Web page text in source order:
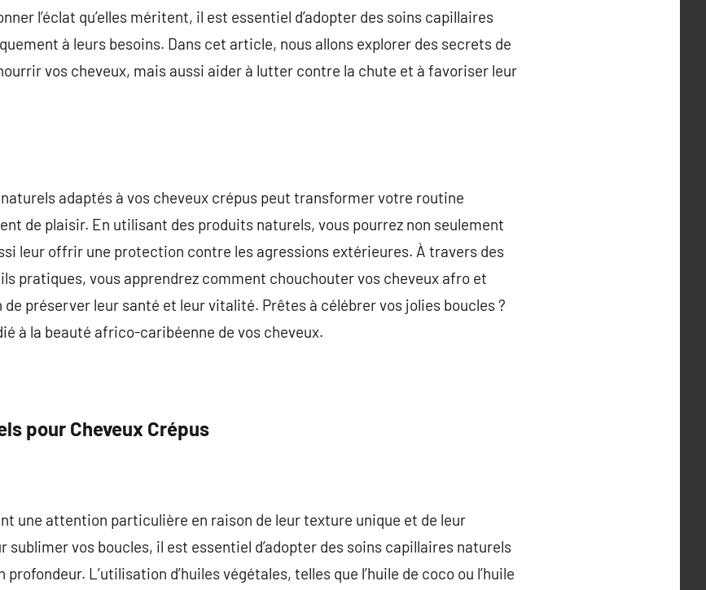
l’éclat qu’elles méritent, il est essentiel d’adopter des soins capillaires
à leurs besoins. Dans cet article, nous allons explorer des secrets de
vos cheveux, mais aussi aider à lutter contre la chute et à favoriser leur
adaptés à vos cheveux crépus peut transformer votre routine
de plaisir. En utilisant des produits naturels, vous pourrez non seulement
leur offrir une protection contre les agressions extérieures. À travers des
pratiques, vous apprendrez comment chouchouter vos cheveux afro et
préserver leur santé et leur vitalité. Prêtes à célébrer vos jolies boucles ?
à la beauté africo-caribéenne de vos cheveux.
pour Cheveux Crépus
une attention particulière en raison de leur texture unique et de leur
sublimer vos boucles, il est essentiel d’adopter des soins capillaires naturels
L’utilisation d’huiles végétales, telles que l’huile de coco ou l’huile